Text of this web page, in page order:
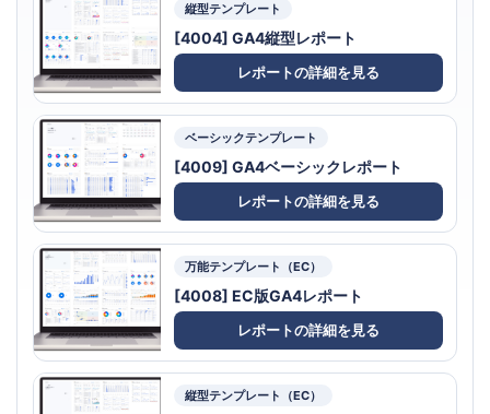
縦型テンプレート
[4004] GA4縦型レポート
レポートの詳細を見る
ベーシックテンプレート
[4009] GA4ベーシックレポート
レポートの詳細を見る
万能テンプレート（EC）
[4008] EC版GA4レポート
レポートの詳細を見る
縦型テンプレート（EC）